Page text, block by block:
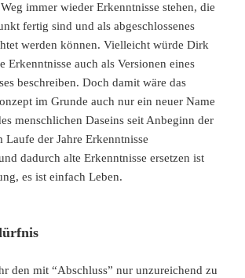
immer wieder Erkenntnisse stehen, die
fertig sind und als abgeschlossenes
werden können. Vielleicht würde Dirk
Erkenntnisse auch als Versionen eines
beschreiben. Doch damit wäre das
im Grunde auch nur ein neuer Name
menschlichen Daseins seit Anbeginn der
Laufe der Jahre Erkenntnisse
dadurch alte Erkenntnisse ersetzen ist
es ist einfach Leben.
den mit “Abschluss” nur unzureichend zu